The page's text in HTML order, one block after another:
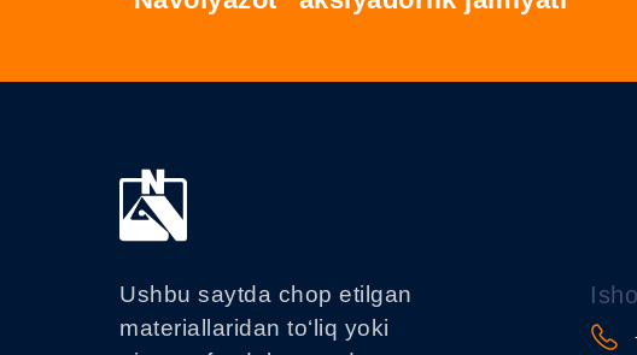
Ushbu saytda chop etilgan
materiallaridan to‘liq yoki